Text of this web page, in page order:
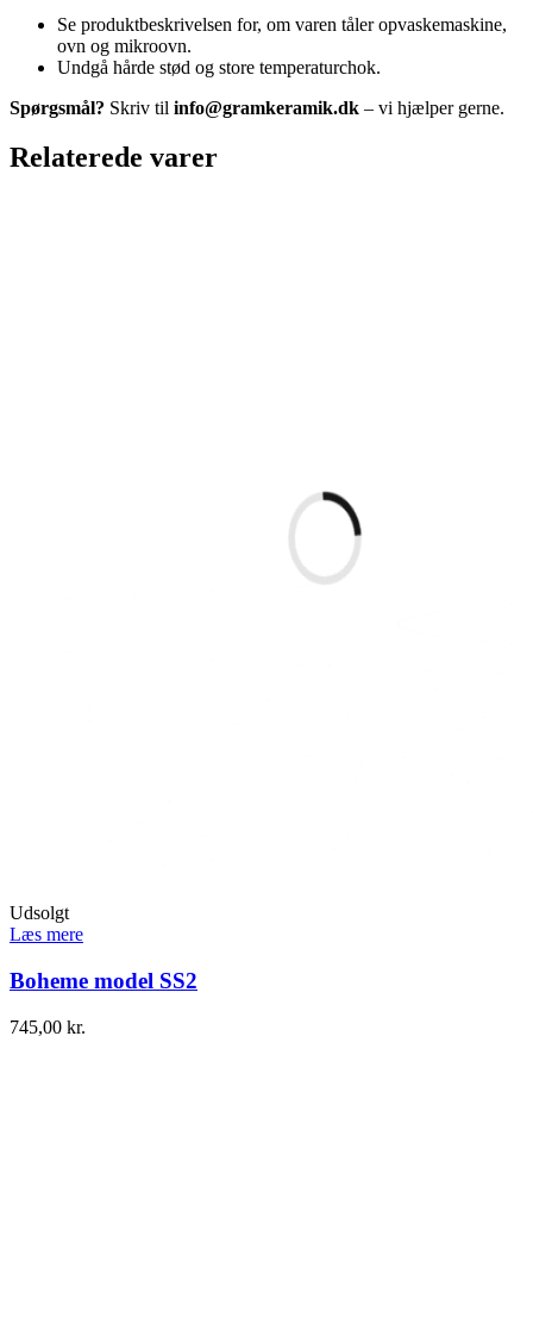
Se produktbeskrivelsen for, om varen tåler opvaskemaskine,
ovn og mikroovn.
Undgå hårde stød og store temperaturchok.
Spørgsmål? Skriv til info@gramkeramik.dk – vi hjælper gerne.
Relaterede varer
Udsolgt
Læs mere
Boheme model SS2
745,00 kr.